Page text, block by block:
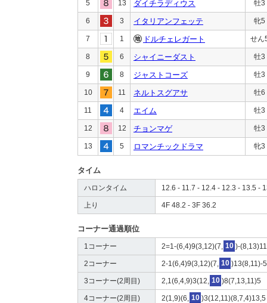
5 13 ダイチラディウス 牡3
6 3 イタリアンフェッテ 牝5
7 1 ドルチェレガート せん
8 6 シャイニーダスト 牡3
9 8 ジャストコーズ 牡3
10 11 ネルトスグアサ 牡6
11 4 エイム 牡3
12 12 チョンマゲ 牡3
13 5 ロマンチックドラマ 牝3
タイム
ハロンタイム 12.6 - 11.7 - 12.4 - 12.3 - 13.5 -
上り 4F 48.2 - 3F 36.2
コーナー通過順位
1コーナー 2=1-(6,4)9(3,12)(7, 10 )-
2コーナー 2-1(6,4)9(3,12)(7, 10 )13(8,11)-5
3コーナー(2周目) 2,1(6,4,9)3(12, 10 )8(7,13,11)5
4コーナー(2周目) 2(1,9)(6, 10 )3(12,11)(8,7,4)13,5